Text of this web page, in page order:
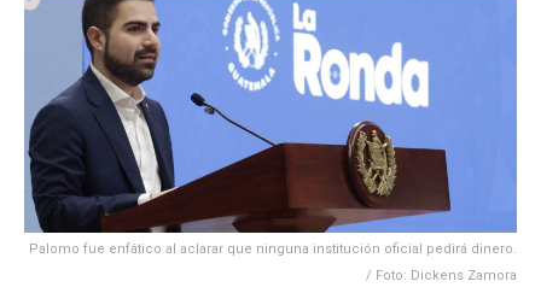
Palomo fue enfático al aclarar que ninguna institución oficial pedirá dinero.
/ Foto: Dickens Zamora